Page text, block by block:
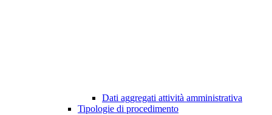
Dati aggregati attività amministrativa
Tipologie di procedimento